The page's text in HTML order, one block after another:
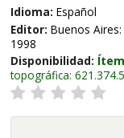
Idioma: Español
Editor: Buenos Aires:
1998
Disponibilidad:
topográfica: